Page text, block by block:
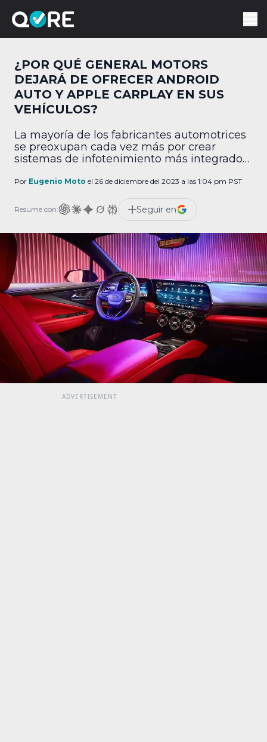
¿POR QUÉ GENERAL MOTORS
DEJARÁ DE OFRECER ANDROID
AUTO Y APPLE CARPLAY EN SUS
VEHÍCULOS?
La mayoría de los fabricantes automotrices
se preoxupan cada vez más por crear
sistemas de infotenimiento más integrados
Motors va expecíficamente hacia el lado
para las 2 plataformas más importantes:
CarPlay, de Apple; y Android Auto, de
Google. ¿Por qué General Motors dejará […]
Por Eugenio Moto el 26 de diciembre del 2023 a las 1:04 pm PST
Resume con: Seguir en